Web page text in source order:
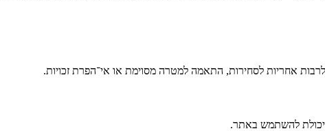
יכולת להשתמש באתר.